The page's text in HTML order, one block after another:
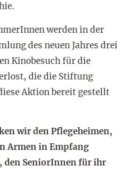
werden in der
des neuen Jahres drei
Kinobesuch für die
die die Stiftung
Aktion bereit gestellt
wir den Pflegeheimen,
Armen in Empfang
den SeniorInnen für ihr